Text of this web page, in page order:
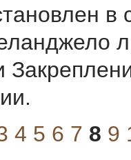
в
4 5 6 7 8 9